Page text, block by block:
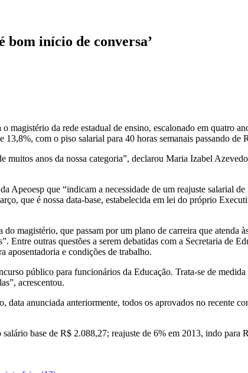
bom início de conversa’
da rede estadual de ensino, escalonado em quatro
com o piso salarial para 40 horas semanais passando de
muitos anos da nossa categoria”, declarou Maria Izabel
que “indicam a necessidade de um reajuste salarial
que é nossa data-base, estabelecida em lei do próprio
magistério, que passam por um plano de carreira que atenda
Entre outras questões a serem debatidas com a Secretaria de
aposentadoria e condições de trabalho.
público para funcionários da Educação. Trata-se de
acrescentou.
anunciada anteriormente, todos os aprovados no recente
base de R$ 2.088,27; reajuste de 6% em 2013, indo